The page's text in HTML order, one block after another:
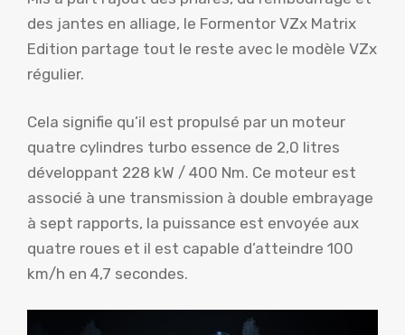
des jantes en alliage, le Formentor VZx Matrix
Edition partage tout le reste avec le modèle VZx
régulier.
Cela signifie qu’il est propulsé par un moteur
quatre cylindres turbo essence de 2,0 litres
développant 228 kW / 400 Nm. Ce moteur est
associé à une transmission à double embrayage
à sept rapports, la puissance est envoyée aux
quatre roues et il est capable d’atteindre 100
km/h en 4,7 secondes.